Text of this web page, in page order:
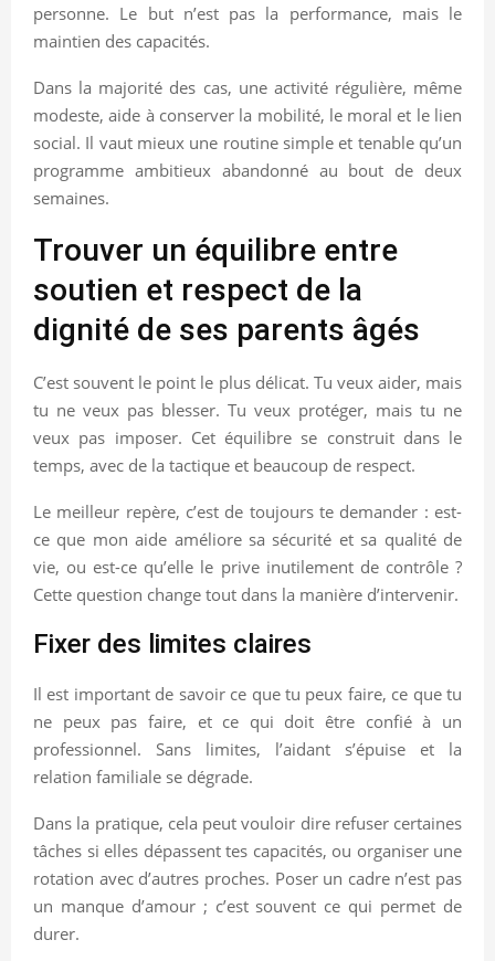
personne. Le but n’est pas la performance, mais le
maintien des capacités.
Dans la majorité des cas, une activité régulière, même
modeste, aide à conserver la mobilité, le moral et le lien
social. Il vaut mieux une routine simple et tenable qu’un
programme ambitieux abandonné au bout de deux
semaines.
Trouver un équilibre entre
soutien et respect de la
dignité de ses parents âgés
C’est souvent le point le plus délicat. Tu veux aider, mais
tu ne veux pas blesser. Tu veux protéger, mais tu ne
veux pas imposer. Cet équilibre se construit dans le
temps, avec de la tactique et beaucoup de respect.
Le meilleur repère, c’est de toujours te demander : est-
ce que mon aide améliore sa sécurité et sa qualité de
vie, ou est-ce qu’elle le prive inutilement de contrôle ?
Cette question change tout dans la manière d’intervenir.
Fixer des limites claires
Il est important de savoir ce que tu peux faire, ce que tu
ne peux pas faire, et ce qui doit être confié à un
professionnel. Sans limites, l’aidant s’épuise et la
relation familiale se dégrade.
Dans la pratique, cela peut vouloir dire refuser certaines
tâches si elles dépassent tes capacités, ou organiser une
rotation avec d’autres proches. Poser un cadre n’est pas
un manque d’amour ; c’est souvent ce qui permet de
durer.